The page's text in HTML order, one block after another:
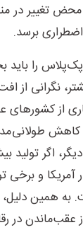
محض تغییر در
برسد.
را باید
نگرانی
از کشورهای
کاهش
اگر تولید
آمریکا و
به همین
عقب‌ماندن در